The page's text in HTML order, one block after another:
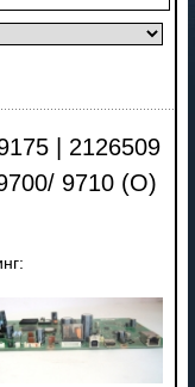
| 2126509
9710 (O)